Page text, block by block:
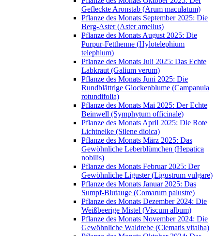
Gefleckte Aronstab (Arum maculatum)
Pflanze des Monats September 2025: Die
Berg-Aster (Aster amellus)
Pflanze des Monats August 2025: Die
Purpur-Fetthenne (Hylotelephium
telephium)
Pflanze des Monats Juli 2025: Das Echte
Labkraut (Galium verum)
Pflanze des Monats Juni 2025: Die
Rundblättrige Glockenblume (Campanula
rotundifolia)
Pflanze des Monats Mai 2025: Der Echte
Beinwell (Symphytum officinale)
Pflanze des Monats April 2025: Die Rote
Lichtnelke (Silene dioica)
Pflanze des Monats März 2025: Das
Gewöhnliche Leberblümchen (Hepatica
nobilis)
Pflanze des Monats Februar 2025: Der
Gewöhnliche Liguster (Ligustrum vulgare)
Pflanze des Monats Januar 2025: Das
Sumpf-Blutauge (Comarum palustre)
Pflanze des Monats Dezember 2024: Die
Weißbeerige Mistel (Viscum album)
Pflanze des Monats November 2024: Die
Gewöhnliche Waldrebe (Clematis vitalba)